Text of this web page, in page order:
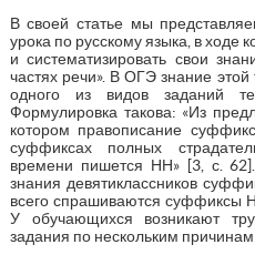
В своей статье мы
урока по русскому языка, в ходе
и систематизировать свои
частях речи». В ОГЭ знание
одного из видов заданий
Формулировка такова: «Из
котором правописание
суффиксах полных
времени пишется НН» [3, с.
знания девятиклассников
всего спрашиваются суффиксы
У обучающихся возникают
задания по нескольким